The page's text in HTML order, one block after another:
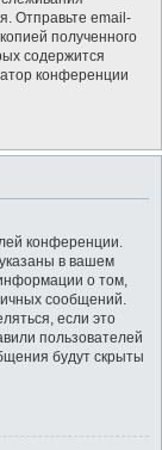
Отправьте email-
полученного
содержится
конференции
конференции.
в вашем
о том,
сообщений.
если это
пользователей
будут скрыты